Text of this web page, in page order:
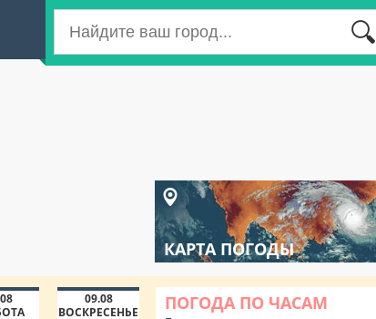
КАРТА ПОГОДЫ
09.08
ВОСКРЕСЕНЬЕ
ПОГОДА ПО ЧАСАМ